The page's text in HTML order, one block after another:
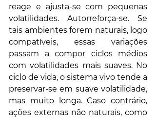
reage e ajusta-se com pequenas
volatilidades. Autorreforça-se. Se
tais ambientes forem naturais, logo
compatíveis, essas variações
passam a compor ciclos médios
com volatilidades mais suaves. No
ciclo de vida, o sistema vivo tende a
preservar-se em suave volatilidade,
mas muito longa. Caso contrário,
ações externas não naturais, como